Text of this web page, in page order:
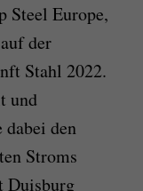
Steel Europe,
der
Stahl 2022.
und
dabei den
Stroms
Duisburg